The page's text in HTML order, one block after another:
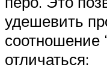
удешевить
соотношение
отличаться: